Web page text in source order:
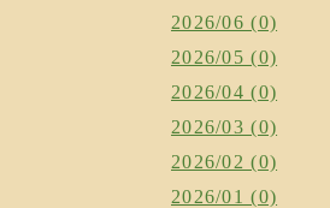
2026/06 (0)
2026/05 (0)
2026/04 (0)
2026/03 (0)
2026/02 (0)
2026/01 (0)